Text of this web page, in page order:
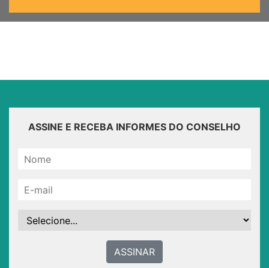
ASSINE E RECEBA INFORMES DO CONSELHO
ASSINAR